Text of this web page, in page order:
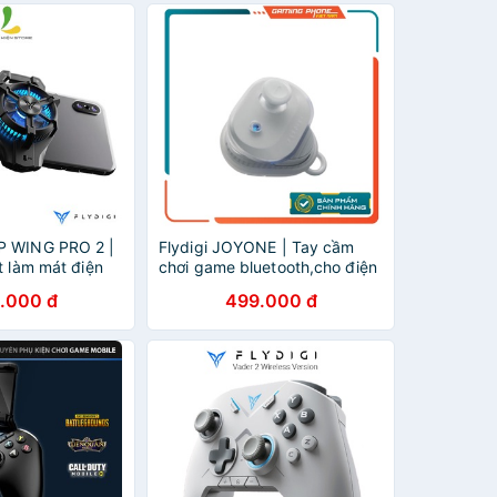
WING PRO 2 |
làm mát điện
suất 10W
đ
Flydigi JOYONE | Tay cầm
chơi game bluetooth,cho điện
quân, pubg, phiên bản mới
cao cấp nhất
499.000 đ